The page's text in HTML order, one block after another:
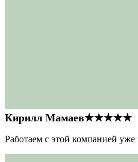
Кирилл Мамаев★★★★★
Работаем с этой компанией уже